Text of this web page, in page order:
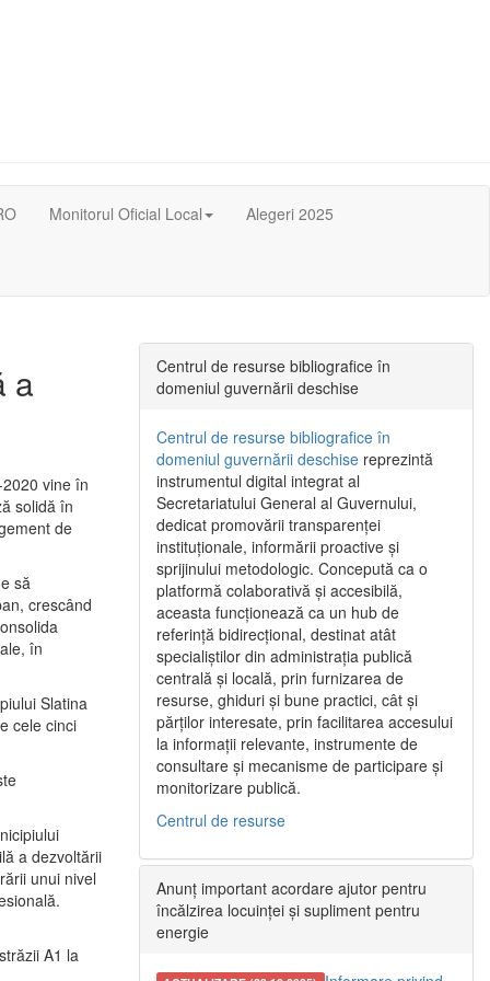
Monitorul Oficial Local Alegeri 2025
a
vine în
solidă în
de
să
crescând
în
Slatina
cele cinci
a dezvoltării
unui nivel
A1 la
Centrul de resurse bibliografice în
domeniul guvernării deschise
Centrul de resurse bibliografice în
domeniul guvernării deschise reprezintă
instrumentul digital integrat al
Secretariatului General al Guvernului,
dedicat promovării transparenței
instituționale, informării proactive și
sprijinului metodologic. Concepută ca o
platformă colaborativă și accesibilă,
aceasta funcționează ca un hub de
referință bidirecțional, destinat atât
specialiștilor din administrația publică
centrală și locală, prin furnizarea de
resurse, ghiduri și bune practici, cât și
părților interesate, prin facilitarea accesului
la informații relevante, instrumente de
consultare și mecanisme de participare și
monitorizare publică.
Centrul de resurse
Anunț important acordare ajutor pentru
încălzirea locuinței și supliment pentru
energie